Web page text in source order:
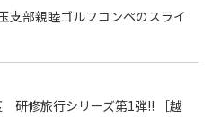
支部親睦ゴルフコンペのスライ
研修旅行シリーズ第1弾!! ［越